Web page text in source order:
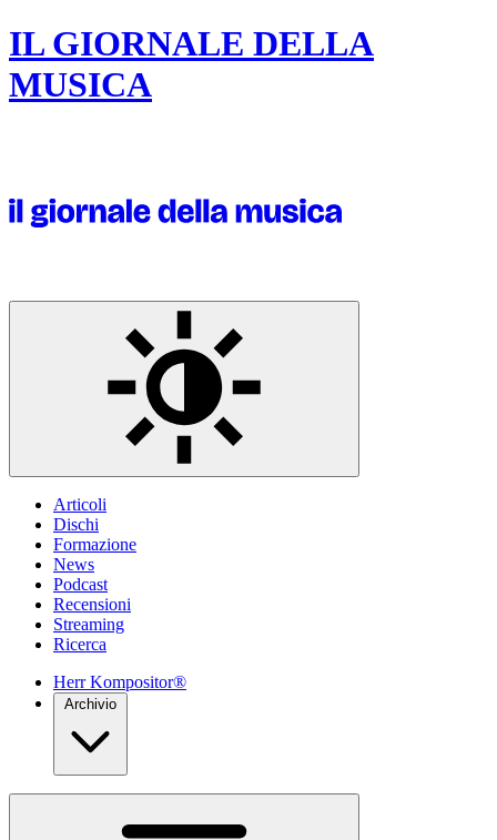
IL GIORNALE DELLA
MUSICA
Articoli
Dischi
Formazione
News
Podcast
Recensioni
Streaming
Ricerca
Herr Kompositor®
Archivio